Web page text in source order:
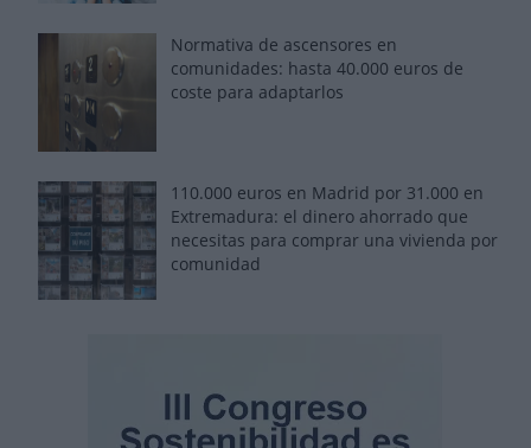
Normativa de ascensores en
comunidades: hasta 40.000 euros de
coste para adaptarlos
110.000 euros en Madrid por 31.000 en
Extremadura: el dinero ahorrado que
necesitas para comprar una vivienda por
comunidad